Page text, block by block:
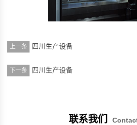
上一条 四川生产设备
下一条 四川生产设备
联系我们